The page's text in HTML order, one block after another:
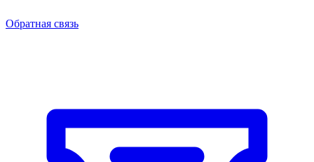
Обратная связь